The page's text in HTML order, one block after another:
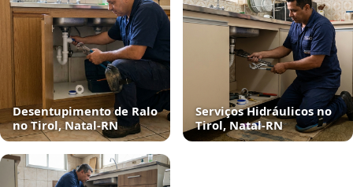
Desentupimento de Ralo
no Tirol, Natal‑RN
Serviços Hidráulicos no
Tirol, Natal‑RN